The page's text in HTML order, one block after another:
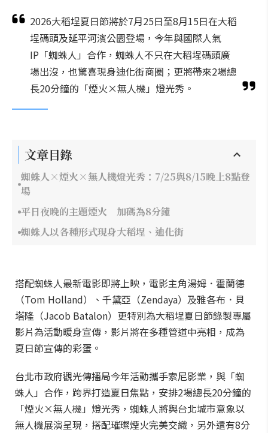
2026大稻埕夏日節將於7月25日至8月15日在大稻
埕碼頭及延平河濱公園登場，今年與國際人氣
IP「蜘蛛人」合作，蜘蛛人不只在大稻埕碼頭廣
場出沒，也驚喜現身迪化街商圈；更將帶來2場總
長20分鐘的「煙火×無人機」燈光秀。
文章目錄
蜘蛛人×煙火×無人機燈光秀：7/25與8/15晚上8點登
場
平日夜晚的主題煙火 加碼為8分鐘
蜘蛛人以各種形式現身大稻埕、迪化街
搭配蜘蛛人最新電影即將上映，電影主角湯姆．霍蘭德
（Tom Holland）、千黛亞（Zendaya）及雅各布．貝
塔隆（Jacob Batalon）更特別為大稻埕夏日節錄製專屬
影片為活動暖身宣傳，影片將在多種管道中亮相，成為
夏日節宣傳的彩蛋。
台北市政府觀光傳播局今年活動攜手索尼影業，與「蜘
蛛人」合作，跨界打造夏日焦點，安排2場總長20分鐘的
「煙火×無人機」燈光秀，蜘蛛人將與台北城市意象以
無人機展演呈現，搭配璀璨煙火完美交織，另外還有8分